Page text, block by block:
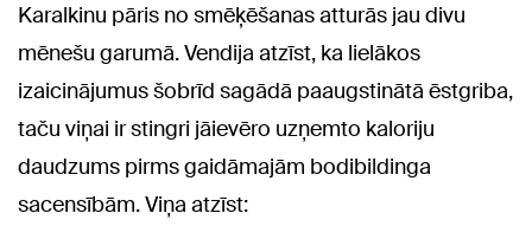
Karalkinu pāris no smēķēšanas atturās jau divu
mēnešu garumā. Vendija atzīst, ka lielākos
izaicinājumus šobrīd sagādā paaugstinātā ēstgriba,
taču viņai ir stingri jāievēro uzņemto kaloriju
daudzums pirms gaidāmajām bodibildinga
sacensībām. Viņa atzīst: